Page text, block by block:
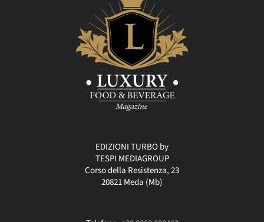
EDIZIONI TURBO by
TESPI MEDIAGROUP
Corso della Resistenza, 23
20821 Meda (Mb)